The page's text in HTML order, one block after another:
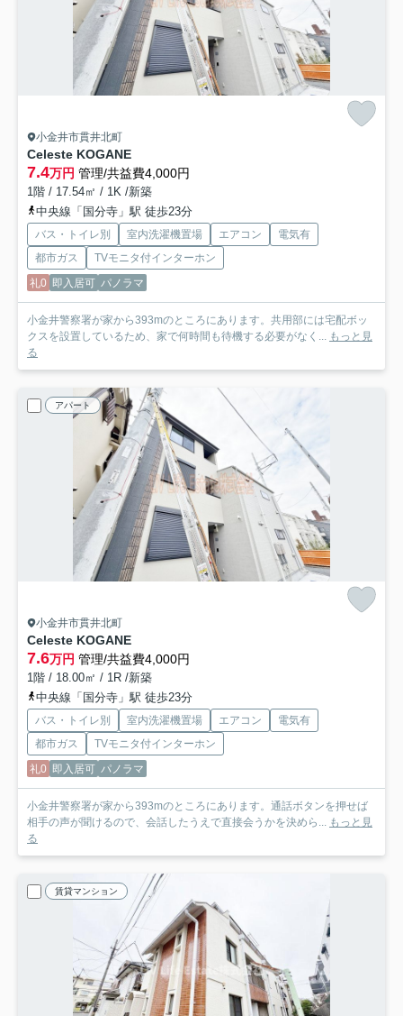
小金井市貫井北町
Celeste KOGANE
7.4万円 管理/共益費4,000円
1階 / 17.54㎡ / 1K /新築
中央線「国分寺」駅 徒歩23分
バス・トイレ別 室内洗濯機置場 エアコン
電気有
都市ガス
TVモニタ付インターホン
礼0 即入居可 パノラマ
小金井警察署が家から393mのところにあります。共用部には宅配ボッ
クスを設置しているため、家で何時間も待機する必要がなく...
もっと見
る
アパート
小金井市貫井北町
Celeste KOGANE
7.6万円 管理/共益費4,000円
1階 / 18.00㎡ / 1R /新築
中央線「国分寺」駅 徒歩23分
バス・トイレ別 室内洗濯機置場 エアコン
電気有
都市ガス
TVモニタ付インターホン
礼0 即入居可 パノラマ
小金井警察署が家から393mのところにあります。通話ボタンを押せば
相手の声が聞けるので、会話したうえで直接会うかを決めら...
もっと見
る
賃貸マンション